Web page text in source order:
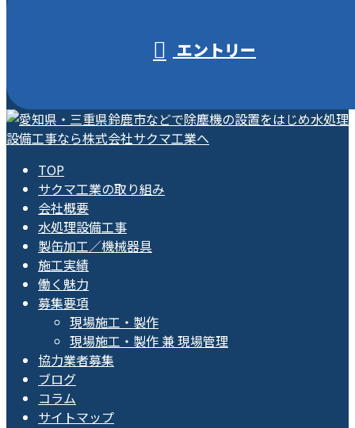
エントリー
TOP
サクマ工業の取り組み
会社概要
水処理設備工事
製缶加工／機械器具
施工実績
働く魅力
募集要項
現場施工・製作
現場施工・製作 兼 現場管理
協力業者募集
ブログ
コラム
サイトマップ